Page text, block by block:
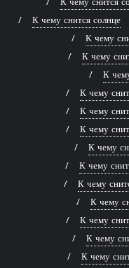
К чему снится солнце
К чему
К чему
К
К чему
К чему
К чему
К чему
К чему
К чему
К чему
К чему
К чему
К чему